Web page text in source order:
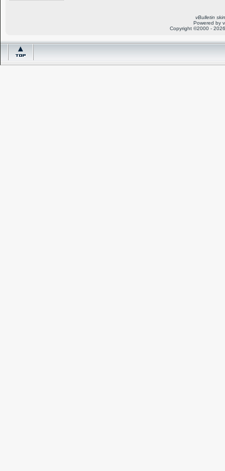
vBulletin
Powered by
Copyright ©2000 -